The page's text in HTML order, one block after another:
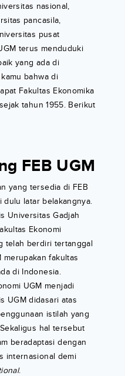
nasional,
pancasila,
pusat
terus menduduki
yang ada di
bahwa di
Fakultas Ekonomika
tahun 1955. Berikut
FEB UGM
yang tersedia di FEB
dulu latar belakangnya.
Universitas Gadjah
Ekonomi
telah berdiri tertanggal
merupakan fakultas
di Indonesia.
UGM menjadi
UGM didasari atas
istilah yang
hal tersebut
beradaptasi dengan
internasional demi
.